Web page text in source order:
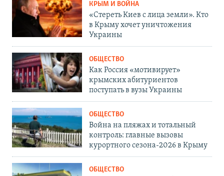
КРЫМ И ВОЙНА
«Стереть Киев с лица земли». Кто
в Крыму хочет уничтожения
Украины
ОБЩЕСТВО
Как Россия «мотивирует»
крымских абитуриентов
поступать в вузы Украины
ОБЩЕСТВО
Война на пляжах и тотальный
контроль: главные вызовы
курортного сезона-2026 в Крыму
ОБЩЕСТВО